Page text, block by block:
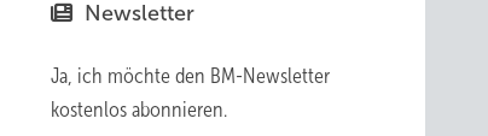
Newsletter
Ja, ich möchte den BM-Newsletter
kostenlos abonnieren.